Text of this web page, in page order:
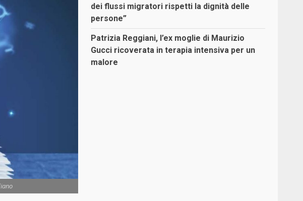
dei flussi migratori rispetti la dignità delle
persone”
Patrizia Reggiani, l’ex moglie di Maurizio
Gucci ricoverata in terapia intensiva per un
malore